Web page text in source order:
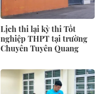
Lịch thi lại kỳ thi Tốt
nghiệp THPT tại trường
Chuyên Tuyên Quang